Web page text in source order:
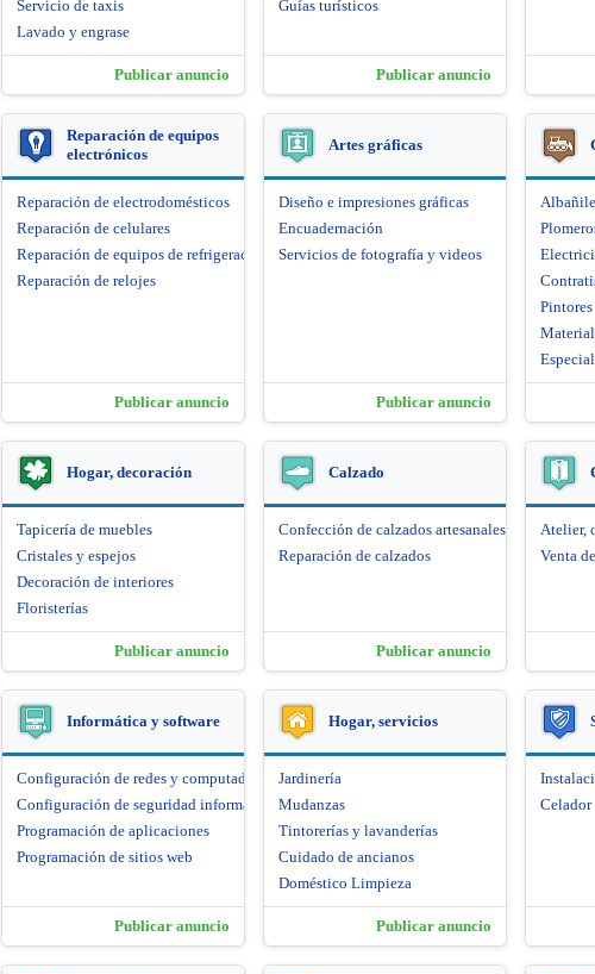
Servicio de taxis
Lavado y engrase
Publicar anuncio
Guías turísticos
Publicar anuncio
Reparación de equipos
electrónicos
Reparación de electrodomésticos
Reparación de celulares
Reparación de equipos de refrigeración
Reparación de relojes
Publicar anuncio
Artes gráficas
Diseño e impresiones gráficas
Encuadernación
Servicios de fotografía y videos
Publicar anuncio
Pintores
Hogar, decoración
Tapicería de muebles
Cristales y espejos
Decoración de interiores
Floristerías
Publicar anuncio
Calzado
Confección de calzados artesanales
Reparación de calzados
Publicar anuncio
Atelier,
Venta
Informática y software
Configuración de redes y computadoras
Configuración de seguridad informática
Programación de aplicaciones
Programación de sitios web
Publicar anuncio
Hogar, servicios
Jardinería
Mudanzas
Tintorerías y lavanderías
Cuidado de ancianos
Doméstico Limpieza
Publicar anuncio
Celador